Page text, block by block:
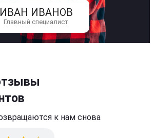
ИВАН ИВАНОВ
Главный специалист
к нам снова